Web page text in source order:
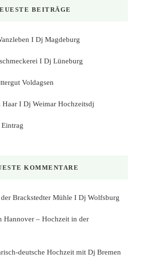
BEITRÄGE
I Dj Magdeburg
I Dj Lüneburg
Voldagsen
I Dj Weimar Hochzeitsdj
KOMMENTARE
Brackstedter Mühle I Dj Wolfsburg
Hannover – Hochzeit in der
deutsche Hochzeit mit Dj Bremen